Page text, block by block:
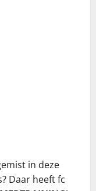
in deze
Daar heeft fc